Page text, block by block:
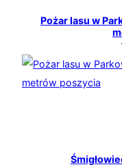
Pożar lasu w